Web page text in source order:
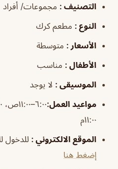
التصنيف : مجموعات/ أفراد
النوع : مطعم كرك
الأسعار : متوسطة
الأطفال : مناسب
الموسيقى : لا يوجد
مواعيد العمل:
١١:٠٠م
الموقع الالكتروني : للدخول
إضغط هنا